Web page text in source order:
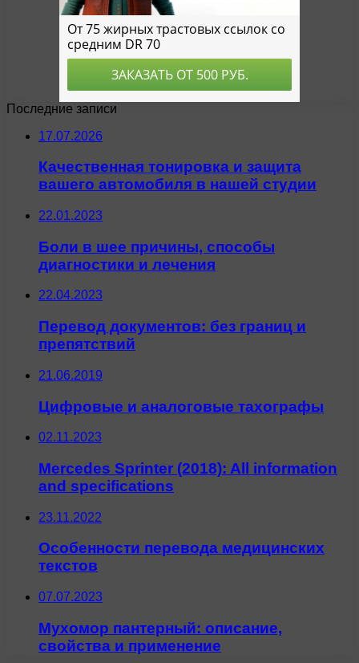
Последние записи
17.07.2026
Качественная тонировка и защита
вашего автомобиля в нашей студии
22.01.2023
Боли в шее причины, способы
диагностики и лечения
22.04.2023
Перевод документов: без границ и
препятствий
21.06.2019
Цифровые и аналоговые тахографы
02.11.2023
Mercedes Sprinter (2018): All information
and specifications
23.11.2022
Особенности перевода медицинских
текстов
07.07.2023
Мухомор пантерный: описание,
свойства и применение